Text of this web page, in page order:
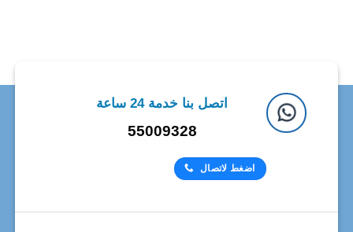
اتصل بنا خدمة 24 ساعة
55009328
اضغط لاتصال